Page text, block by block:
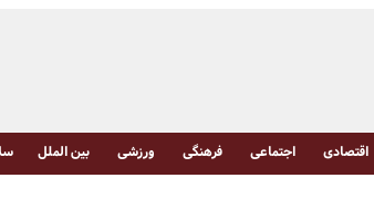
اقتصادی اجتماعی فرهنگی ورزشی بین الملل